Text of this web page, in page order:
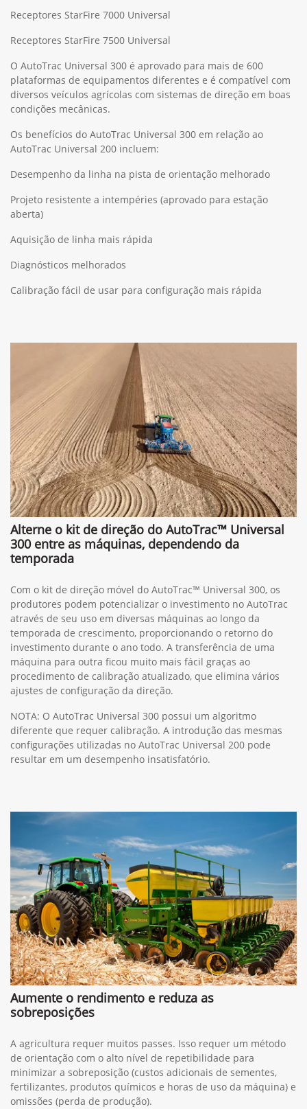
Receptores StarFire 7000 Universal
Receptores StarFire 7500 Universal
O AutoTrac Universal 300 é aprovado para mais de 600
plataformas de equipamentos diferentes e é compatível com
diversos veículos agrícolas com sistemas de direção em boas
condições mecânicas.
Os benefícios do AutoTrac Universal 300 em relação ao
AutoTrac Universal 200 incluem:
Desempenho da linha na pista de orientação melhorado
Projeto resistente a intempéries (aprovado para estação
aberta)
Aquisição de linha mais rápida
Diagnósticos melhorados
Calibração fácil de usar para configuração mais rápida
Alterne o kit de direção do AutoTrac™ Universal
300 entre as máquinas, dependendo da
temporada
Com o kit de direção móvel do AutoTrac™ Universal 300, os
produtores podem potencializar o investimento no AutoTrac
através de seu uso em diversas máquinas ao longo da
temporada de crescimento, proporcionando o retorno do
investimento durante o ano todo. A transferência de uma
máquina para outra ficou muito mais fácil graças ao
procedimento de calibração atualizado, que elimina vários
ajustes de configuração da direção.
NOTA: O AutoTrac Universal 300 possui um algoritmo
diferente que requer calibração. A introdução das mesmas
configurações utilizadas no AutoTrac Universal 200 pode
resultar em um desempenho insatisfatório.
Aumente o rendimento e reduza as
sobreposições
A agricultura requer muitos passes. Isso requer um método
de orientação com o alto nível de repetibilidade para
minimizar a sobreposição (custos adicionais de sementes,
fertilizantes, produtos químicos e horas de uso da máquina) e
omissões (perda de produção).